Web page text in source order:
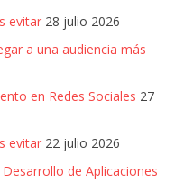
evitar 28 julio 2026
a una audiencia más
en Redes Sociales 27
evitar 22 julio 2026
de Aplicaciones